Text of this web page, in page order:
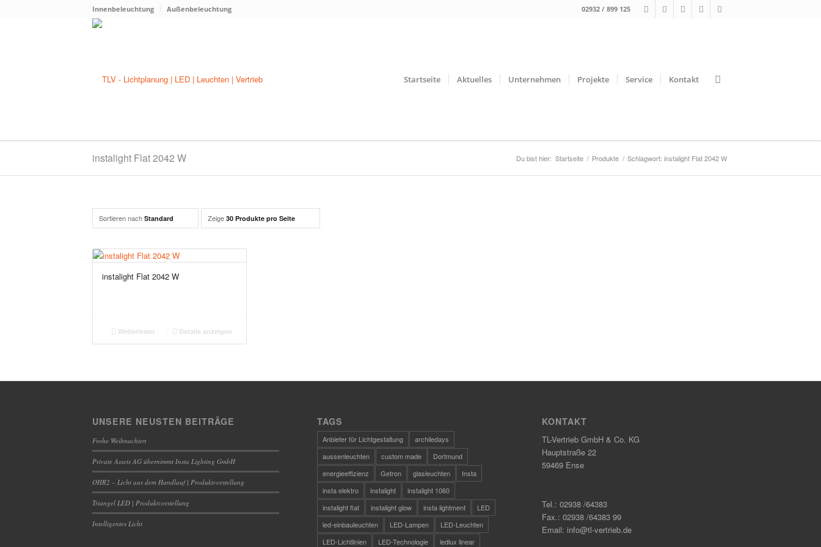
Innenbeleuchtung Außenbeleuchtung 02932 / 899 125
Startseite Aktuelles Unternehmen Projekte Service Kontakt
instalight Flat 2042 W Du bist hier: Startseite / Produkte / Schlagwort: instalight Flat 2042 W
Sortieren nach Standard Zeige 30 Produkte pro Seite
instalight Flat 2042 W
Weiterlesen Details anzeigen
UNSERE NEUSTEN BEITRÄGE
Frohe Weihnachten
Private Assets AG übernimmt Insta Lighting GmbH
OHR2 – Licht aus dem Handlauf | Produktvorstellung
Triangel LED | Produktvorstellung
Intelligentes Licht
TAGS
Anbieter für Lichtgestaltung
archiledays
aussenleuchten
custom made
Dortmund
energieeffizienz
Getron glasleuchten
Insta
insta elektro
instalight
instalight 1060
instalight flat
instalight glow insta lightment
LED
led-einbauleuchten
LED-Lampen
LED-Leuchten
LED-Lichtlinien
LED-Technologie ledlux linear
KONTAKT
TL-Vertrieb GmbH & Co. KG
Hauptstraße 22
59469 Ense
Tel.: 02938 /64383
Fax.: 02938 /64383 99
Email: info@tl-vertrieb.de